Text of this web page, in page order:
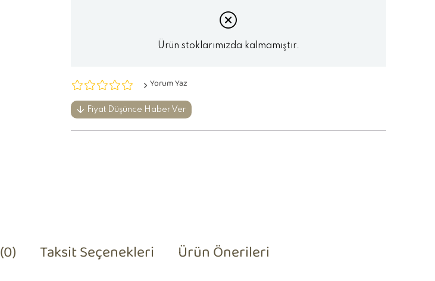
Ürün stoklarımızda kalmamıştır.
Yorum Yaz
Fiyat Düşünce Haber Ver
(0) Taksit Seçenekleri Ürün Önerileri